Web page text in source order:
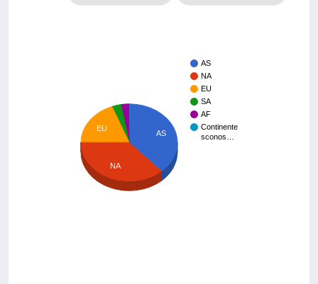
AS
NA
EU
SA
AF
Continente
sconos…
AS
EU
NA